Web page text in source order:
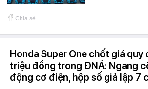
Chia sẻ
Honda Super One chốt giá
triệu đồng trong ĐNÁ: Ngang
động cơ điện, hộp số giả lập 7